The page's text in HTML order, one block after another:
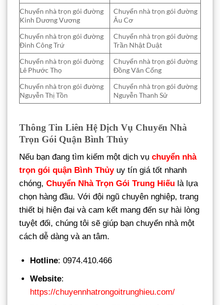
Chuyển nhà trọn gói đường
Kinh Dương Vương
Chuyển nhà trọn gói đường
Âu Cơ
Chuyển nhà trọn gói đường
Đinh Công Trứ
Chuyển nhà trọn gói đường
Trần Nhật Duật
Chuyển nhà trọn gói đường
Lê Phước Thọ
Chuyển nhà trọn gói đường
Đồng Văn Cống
Chuyển nhà trọn gói đường
Nguyễn Thị Tồn
Chuyển nhà trọn gói đường
Nguyễn Thanh Sử
Thông Tin Liên Hệ Dịch Vụ Chuyển Nhà
Trọn Gói Quận Bình Thủy
Nếu bạn đang tìm kiếm một dịch vụ chuyển nhà
trọn gói quận Bình Thủyuy tín giá tốt nhanh
chóng, Chuyển Nhà Trọn Gói Trung Hiếu là lựa
chọn hàng đầu. Với đội ngũ chuyên nghiệp, trang
thiết bị hiện đại và cam kết mang đến sự hài lòng
tuyệt đối, chúng tôi sẽ giúp bạn chuyển nhà một
cách dễ dàng và an tâm.
Hotline: 0974.410.466
Website:
https://chuyennhatrongoitrunghieu.com/